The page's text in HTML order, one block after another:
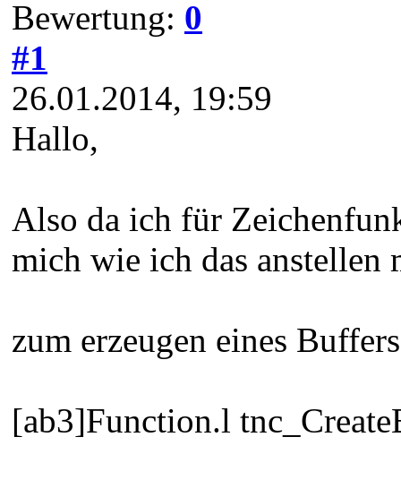
Bewertung: 0
#1
26.01.2014, 19:59
Hallo,
Also da ich für
mich wie ich das anstellen
zum erzeugen eines
[ab3]Function.l